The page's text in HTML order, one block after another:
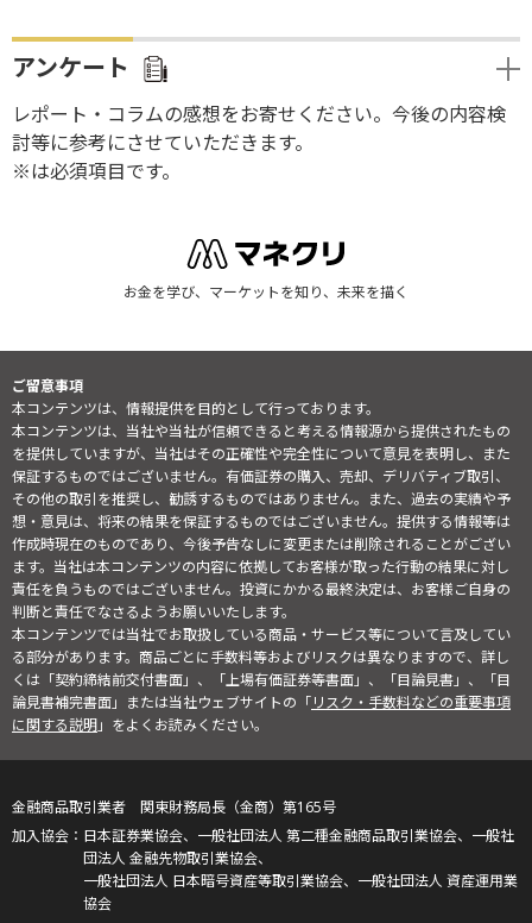
アンケート
レポート・コラムの感想をお寄せください。今後の内容検
討等に参考にさせていただきます。
※は必須項目です。
お金を学び、マーケットを知り、未来を描く
ご留意事項
本コンテンツは、情報提供を目的として行っております。
本コンテンツは、当社や当社が信頼できると考える情報源から提供されたもの
を提供していますが、当社はその正確性や完全性について意見を表明し、また
保証するものではございません。有価証券の購入、売却、デリバティブ取引、
その他の取引を推奨し、勧誘するものではありません。また、過去の実績や予
想・意見は、将来の結果を保証するものではございません。提供する情報等は
作成時現在のものであり、今後予告なしに変更または削除されることがござい
ます。当社は本コンテンツの内容に依拠してお客様が取った行動の結果に対し
責任を負うものではございません。投資にかかる最終決定は、お客様ご自身の
判断と責任でなさるようお願いいたします。
本コンテンツでは当社でお取扱している商品・サービス等について言及してい
る部分があります。商品ごとに手数料等およびリスクは異なりますので、詳し
くは「契約締結前交付書面」、「上場有価証券等書面」、「目論見書」、「目
論見書補完書面」または当社ウェブサイトの「リスク・手数料などの重要事項
に関する説明」をよくお読みください。
金融商品取引業者 関東財務局長（金商）第165号
日本証券業協会、一般社団法人 第二種金融商品取引業協会、一般社
団法人 金融先物取引業協会、
一般社団法人 日本暗号資産等取引業協会、一般社団法人 資産運用業
協会